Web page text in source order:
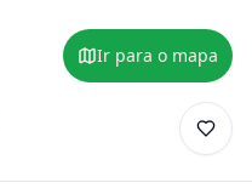
Ir para o mapa